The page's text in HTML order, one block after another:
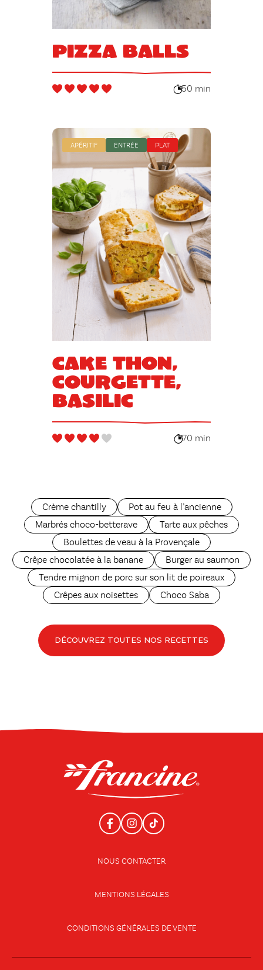
Pizza balls
50 min
APÉRITIF ENTRÉE PLAT
Cake thon,
courgette,
basilic
70 min
Crème chantilly
Pot au feu à l’ancienne
Marbrés choco-betterave
Tarte aux pêches
Boulettes de veau à la Provençale
Crêpe chocolatée à la banane
Burger au saumon
Tendre mignon de porc sur son lit de poireaux
Crêpes aux noisettes
Choco Saba
DÉCOUVREZ TOUTES NOS RECETTES
NOUS CONTACTER
MENTIONS LÉGALES
CONDITIONS GÉNÉRALES DE VENTE